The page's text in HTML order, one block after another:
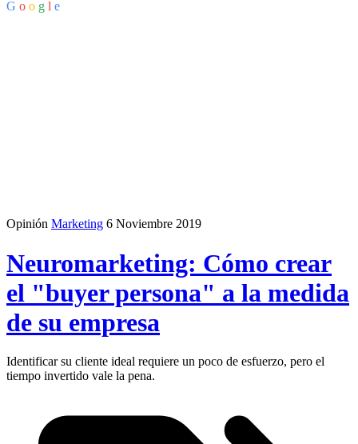
G o o g l e
Opinión Marketing 6 Noviembre 2019
Neuromarketing: Cómo crear
el "buyer persona" a la medida
de su empresa
Identificar su cliente ideal requiere un poco de esfuerzo, pero el
tiempo invertido vale la pena.